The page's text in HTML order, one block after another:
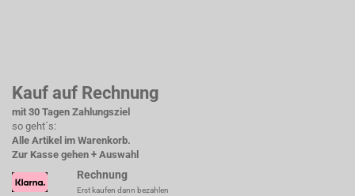
Kauf auf Rechnung
mit 30 Tagen Zahlungsziel
so geht´s:
Alle Artikel im Warenkorb.
Zur Kasse gehen + Auswahl
Rechnung
Erst kaufen dann bezahlen